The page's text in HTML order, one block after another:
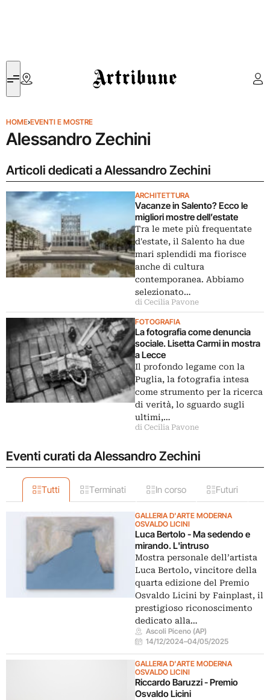
Artribune
HOME›EVENTI E MOSTRE
Alessandro Zechini
Articoli dedicati a Alessandro Zechini
ARCHITETTURA
Vacanze in Salento? Ecco le
migliori mostre dell’estate
Tra le mete più frequentate
d'estate, il Salento ha due
mari splendidi ma fiorisce
anche di cultura
contemporanea. Abbiamo
selezionato…
di Cecilia Pavone
FOTOGRAFIA
La fotografia come denuncia
sociale. Lisetta Carmi in mostra
a Lecce
Il profondo legame con la
Puglia, la fotografia intesa
come strumento per la ricerca
di verità, lo sguardo sugli
ultimi,…
di Cecilia Pavone
Eventi curati da Alessandro Zechini
Tutti Terminati In corso Futuri
GALLERIA D'ARTE MODERNA
OSVALDO LICINI
Luca Bertolo - Ma sedendo e
mirando. L'intruso
Mostra personale dell’artista
Luca Bertolo, vincitore della
quarta edizione del Premio
Osvaldo Licini by Fainplast, il
prestigioso riconoscimento
dedicato alla…
Ascoli Piceno (AP)
14/12/2024–04/05/2025
GALLERIA D'ARTE MODERNA
OSVALDO LICINI
Riccardo Baruzzi - Premio
Osvaldo Licini